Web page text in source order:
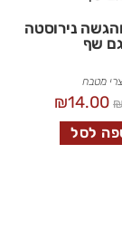
נירוסטה
שף
מטבח
₪14.00
לסל